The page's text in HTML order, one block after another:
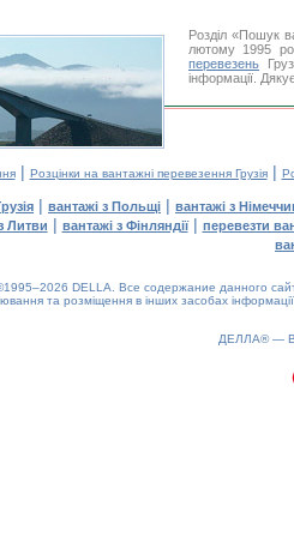
Розділ «Пошук
лютому 1995
перевезень
інформації.
| Розцінки на вантажні перевезення Грузія|
| вантажі з Польщі | вантажі з
Литви | вантажі з Фінляндії| перевезти
DELLA. Все содержание данного
та розміщення в інших засобах
ДЕЛЛА® —